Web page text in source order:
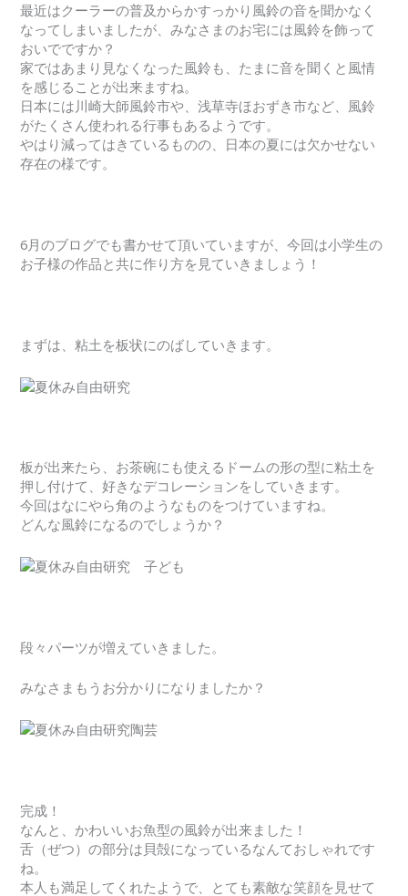
最近はクーラーの普及からかすっかり風鈴の音を聞かなく
なってしまいましたが、みなさまのお宅には風鈴を飾って
おいでですか？
家ではあまり見なくなった風鈴も、たまに音を聞くと風情
を感じることが出来ますね。
日本には川崎大師風鈴市や、浅草寺ほおずき市など、風鈴
がたくさん使われる行事もあるようです。
やはり減ってはきているものの、日本の夏には欠かせない
存在の様です。
6月のブログでも書かせて頂いていますが、今回は小学生の
お子様の作品と共に作り方を見ていきましょう！
まずは、粘土を板状にのばしていきます。
板が出来たら、お茶碗にも使えるドームの形の型に粘土を
押し付けて、好きなデコレーションをしていきます。
今回はなにやら角のようなものをつけていますね。
どんな風鈴になるのでしょうか？
段々パーツが増えていきました。
みなさまもうお分かりになりましたか？
完成！
なんと、かわいいお魚型の風鈴が出来ました！
舌（ぜつ）の部分は貝殻になっているなんておしゃれです
ね。
本人も満足してくれたようで、とても素敵な笑顔を見せて